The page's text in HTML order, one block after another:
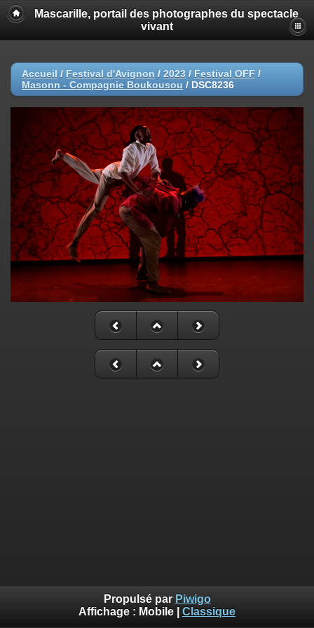
Mascarille, portail des photographes du spectacle
vivant
Accueil / Festival d'Avignon / 2023 / Festival OFF /
Masonn - Compagnie Boukousou / DSC8236
Propulsé par Piwigo
Affichage : Mobile Classique